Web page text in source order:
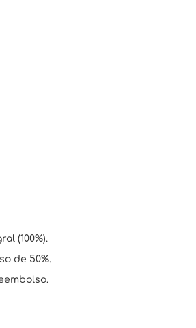
(100%).
de 50%.